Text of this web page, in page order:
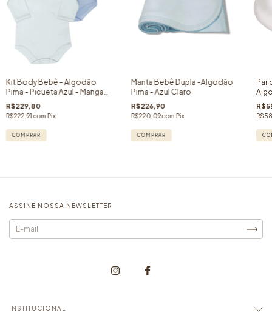
Kit Body Bebê - Algodão
Pima - Picueta Azul - Manga
longa - 02 peças
R$229,80
R$222,91com Pix
COMPRAR
Manta Bebê Dupla -Algodão
Pima - Azul Claro
R$226,90
R$220,09com Pix
Par
ASSINE NOSSA NEWSLETTER
INSTITUCIONAL